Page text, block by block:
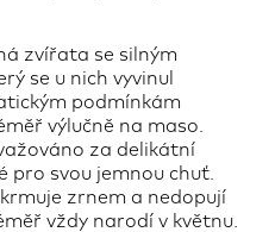
zvířata se silným
se u nich vyvinul
podmínkám
výlučně na maso.
za delikátní
pro svou jemnou chuť.
zrnem a nedopují
vždy narodí v květnu.